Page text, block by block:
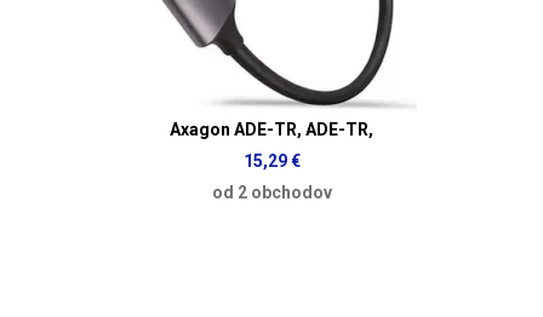
Axagon ADE-TR, ADE-TR,
15,29 €
od 2 obchodov